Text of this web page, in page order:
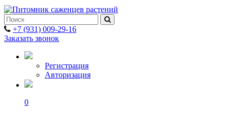
+7 (931) 009-29-16
Заказать звонок
Регистрация
Авторизация
0